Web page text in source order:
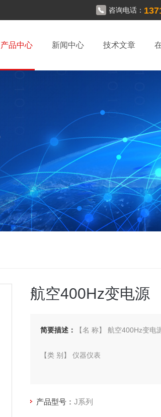
咨询电话：
产品中心 新闻中心 技术文章
航空400Hz变电源
简要描述： 【名 称】 航空400Hz变电
【类 别】 仪器仪表
【厂 商】 华源锐克
产品型号： J系列